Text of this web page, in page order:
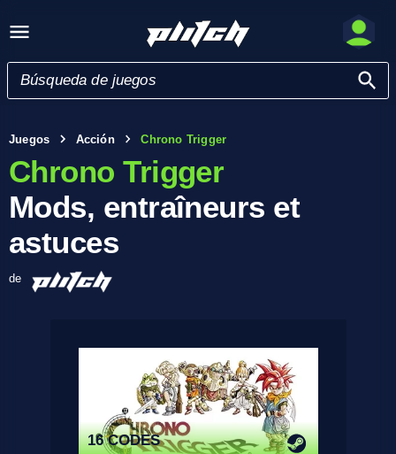
Juegos Acción Chrono Trigger
Chrono Trigger
Mods, entraîneurs et
astuces
de
16 CODES